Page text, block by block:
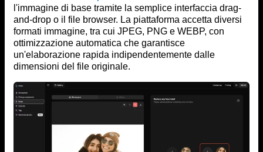
l'immagine di base tramite la semplice interfaccia drag-
and-drop o il file browser. La piattaforma accetta diversi
formati immagine, tra cui JPEG, PNG e WEBP, con
ottimizzazione automatica che garantisce
un'elaborazione rapida indipendentemente dalle
dimensioni del file originale.